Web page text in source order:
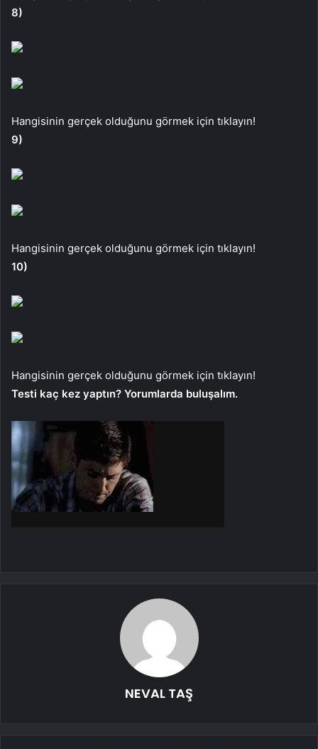
8)
Hangisinin gerçek olduğunu görmek için tıklayın!
9)
Hangisinin gerçek olduğunu görmek için tıklayın!
10)
Hangisinin gerçek olduğunu görmek için tıklayın!
Testi kaç kez yaptın? Yorumlarda buluşalım.
NEVAL TAŞ